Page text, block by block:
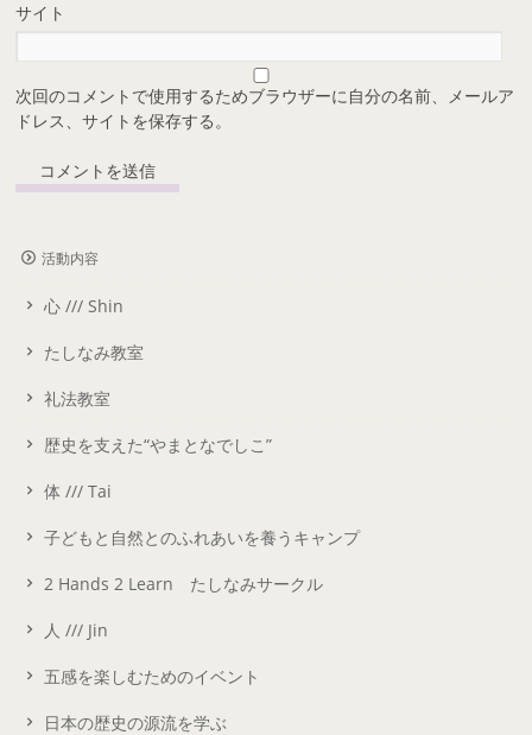
サイト
次回のコメントで使用するためブラウザーに自分の名前、メールア
ドレス、サイトを保存する。
活動内容
心 /// Shin
たしなみ教室
礼法教室
歴史を支えた“やまとなでしこ”
体 /// Tai
子どもと自然とのふれあいを養うキャンプ
2 Hands 2 Learn たしなみサークル
人 /// Jin
五感を楽しむためのイベント
日本の歴史の源流を学ぶ